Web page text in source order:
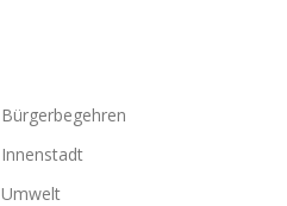
Bürgerbegehren
Innenstadt
Umwelt